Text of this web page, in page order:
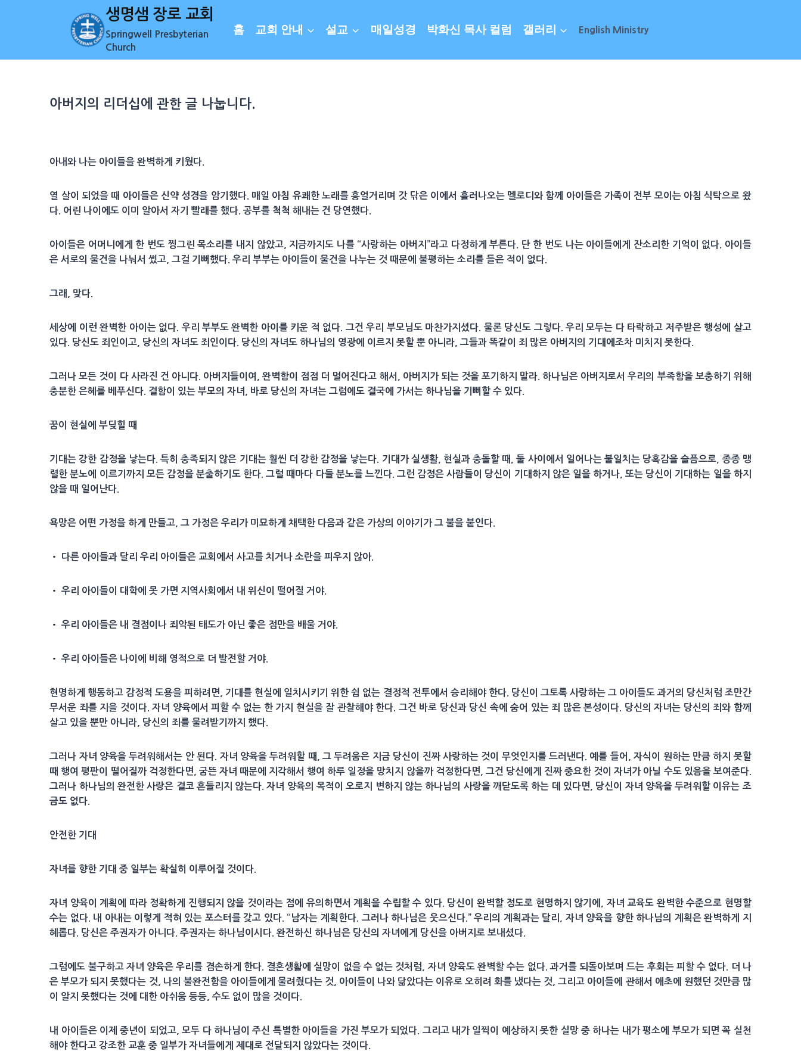
생명샘 장로 교회
Springwell Presbyterian
Church
홈 교회 안내 설교 매일성경 박화신 목사 컬럼 갤러리 English Ministry
아버지의 리더십에 관한 글 나눕니다.
아내와 나는 아이들을 완벽하게 키웠다.
열 살이 되었을 때 아이들은 신약 성경을 암기했다. 매일 아침 유쾌한 노래를 흥얼거리며 갓 닦은 이에서 흘러나오는 멜로디와 함께 아이들은 가족이 전부 모이는 아침 식탁으로 왔
다. 어린 나이에도 이미 알아서 자기 빨래를 했다. 공부를 척척 해내는 건 당연했다.
아이들은 어머니에게 한 번도 찡그린 목소리를 내지 않았고, 지금까지도 나를 “사랑하는 아버지”라고 다정하게 부른다. 단 한 번도 나는 아이들에게 잔소리한 기억이 없다. 아이들
은 서로의 물건을 나눠서 썼고, 그걸 기뻐했다. 우리 부부는 아이들이 물건을 나누는 것 때문에 불평하는 소리를 들은 적이 없다.
그래, 맞다.
세상에 이런 완벽한 아이는 없다. 우리 부부도 완벽한 아이를 키운 적 없다. 그건 우리 부모님도 마찬가지셨다. 물론 당신도 그렇다. 우리 모두는 다 타락하고 저주받은 행성에 살고
있다. 당신도 죄인이고, 당신의 자녀도 죄인이다. 당신의 자녀도 하나님의 영광에 이르지 못할 뿐 아니라, 그들과 똑같이 죄 많은 아버지의 기대에조차 미치지 못한다.
그러나 모든 것이 다 사라진 건 아니다. 아버지들이여, 완벽함이 점점 더 멀어진다고 해서, 아버지가 되는 것을 포기하지 말라. 하나님은 아버지로서 우리의 부족함을 보충하기 위해
충분한 은혜를 베푸신다. 결함이 있는 부모의 자녀, 바로 당신의 자녀는 그럼에도 결국에 가서는 하나님을 기뻐할 수 있다.
꿈이 현실에 부딪힐 때
기대는 강한 감정을 낳는다. 특히 충족되지 않은 기대는 훨씬 더 강한 감정을 낳는다. 기대가 실생활, 현실과 충돌할 때, 둘 사이에서 일어나는 불일치는 당혹감을 슬픔으로, 종종 맹
렬한 분노에 이르기까지 모든 감정을 분출하기도 한다. 그럴 때마다 다들 분노를 느낀다. 그런 감정은 사람들이 당신이 기대하지 않은 일을 하거나, 또는 당신이 기대하는 일을 하지
않을 때 일어난다.
욕망은 어떤 가정을 하게 만들고, 그 가정은 우리가 미묘하게 채택한 다음과 같은 가상의 이야기가 그 불을 붙인다.
• 다른 아이들과 달리 우리 아이들은 교회에서 사고를 치거나 소란을 피우지 않아.
• 우리 아이들이 대학에 못 가면 지역사회에서 내 위신이 떨어질 거야.
• 우리 아이들은 내 결점이나 죄악된 태도가 아닌 좋은 점만을 배울 거야.
• 우리 아이들은 나이에 비해 영적으로 더 발전할 거야.
현명하게 행동하고 감정적 도용을 피하려면, 기대를 현실에 일치시키기 위한 쉼 없는 결정적 전투에서 승리해야 한다. 당신이 그토록 사랑하는 그 아이들도 과거의 당신처럼 조만간
무서운 죄를 지을 것이다. 자녀 양육에서 피할 수 없는 한 가지 현실을 잘 관찰해야 한다. 그건 바로 당신과 당신 속에 숨어 있는 죄 많은 본성이다. 당신의 자녀는 당신의 죄와 함께
살고 있을 뿐만 아니라, 당신의 죄를 물려받기까지 했다.
그러나 자녀 양육을 두려워해서는 안 된다. 자녀 양육을 두려워할 때, 그 두려움은 지금 당신이 진짜 사랑하는 것이 무엇인지를 드러낸다. 예를 들어, 자식이 원하는 만큼 하지 못할
때 행여 평판이 떨어질까 걱정한다면, 굼뜬 자녀 때문에 지각해서 행여 하루 일정을 망치지 않을까 걱정한다면, 그건 당신에게 진짜 중요한 것이 자녀가 아닐 수도 있음을 보여준다.
그러나 하나님의 완전한 사랑은 결코 흔들리지 않는다. 자녀 양육의 목적이 오로지 변하지 않는 하나님의 사랑을 깨닫도록 하는 데 있다면, 당신이 자녀 양육을 두려워할 이유는 조
금도 없다.
안전한 기대
자녀를 향한 기대 중 일부는 확실히 이루어질 것이다.
자녀 양육이 계획에 따라 정확하게 진행되지 않을 것이라는 점에 유의하면서 계획을 수립할 수 있다. 당신이 완벽할 정도로 현명하지 않기에, 자녀 교육도 완벽한 수준으로 현명할
수는 없다. 내 아내는 이렇게 적혀 있는 포스터를 갖고 있다. “남자는 계획한다. 그러나 하나님은 웃으신다.” 우리의 계획과는 달리, 자녀 양육을 향한 하나님의 계획은 완벽하게 지
혜롭다. 당신은 주권자가 아니다. 주권자는 하나님이시다. 완전하신 하나님은 당신의 자녀에게 당신을 아버지로 보내셨다.
그럼에도 불구하고 자녀 양육은 우리를 겸손하게 한다. 결혼생활에 실망이 없을 수 없는 것처럼, 자녀 양육도 완벽할 수는 없다. 과거를 되돌아보며 드는 후회는 피할 수 없다. 더 나
은 부모가 되지 못했다는 것, 나의 불완전함을 아이들에게 물려줬다는 것, 아이들이 나와 닮았다는 이유로 오히려 화를 냈다는 것, 그리고 아이들에 관해서 애초에 원했던 것만큼 많
이 알지 못했다는 것에 대한 아쉬움 등등, 수도 없이 많을 것이다.
내 아이들은 이제 중년이 되었고, 모두 다 하나님이 주신 특별한 아이들을 가진 부모가 되었다. 그리고 내가 일찍이 예상하지 못한 실망 중 하나는 내가 평소에 부모가 되면 꼭 실천
해야 한다고 강조한 교훈 중 일부가 자녀들에게 제대로 전달되지 않았다는 것이다.